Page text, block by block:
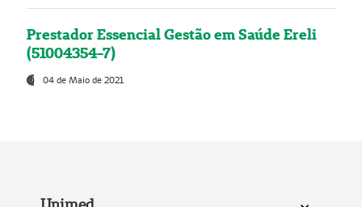
Prestador Essencial Gestão em Saúde Ereli
(51004354-7)
04 de Maio de 2021